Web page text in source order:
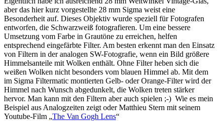
aber das hier kurz vorgestellte 28 mm Sigma weist eine
Besonderheit auf. Dieses Objektiv wurde speziell für Fotografen
entworfen, die Schwarzweiß fotografieren. Um eine bessere
Umsetzung vom Farbe in Grautöne zu erreichen, helfen
entsprechend eingefärbte Filter. Am besten erkennt man den Einsatz
von Filtern in der analogen SW-Fotografie, wenn ein Bild größere
Himmelsanteile mit Wolken enthält. Ohne Filter heben sich die
weißen Wolken nicht besonders vom blauen Himmel ab. Mit dem
im Sigma Filtermatic montierten Gelb- oder Orange-Filter wird der
Himmel nach Wunsch abgedunkelt, die Wolken treten stärker
hervor. Man kann mit den Filtern aber auch spielen ;-) Wie es mein
Beispiel aus Analogzeiten zeigt oder Matthieu Stern mit seinem
Youtube-Film „The Van Gogh Lens“